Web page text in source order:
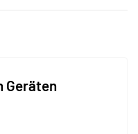
Geräten